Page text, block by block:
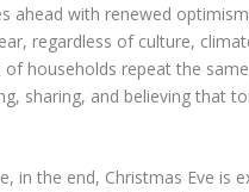
ahead with renewed
regardless of culture,
of households repeat the
sharing, and believing that
in the end, Christmas Eve is